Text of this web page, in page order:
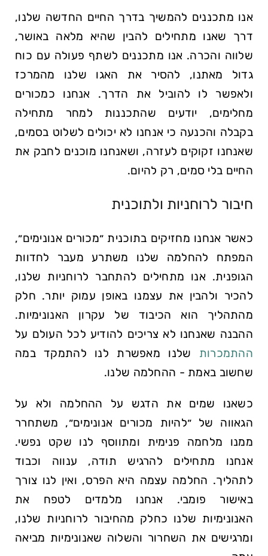
אנו מתכננים להמשיך בדרך החיים החדשה שלנו,
דרך שאנו מתחילים להבין שהיא מלאה באושר,
שלווה והכרה. אנו מתכננים לשתף פעולה עם כוח
גדול מאתנו, להסיר את האגו שלנו מהמרכז
ולאפשר לו להוביל את הדרך. אנחנו כמכורים
מחלימים, יודעים שהתכננות למחר מתחילה
בקבלה והכנעה כי אנחנו לא יכולים לשלוט בסמים,
שאנחנו זקוקים לעזרה, ושאנחנו מוכנים לחבק את
החיים בלי סמים, רק להיום.
חיבור לרוחניות ולתוכנית
כאשר אנחנו מחזיקים בתוכנית ״מכורים אנונימים״,
המפתח להחלמה שלנו משתרע מעבר לחדוות
הגופנית. אנו מתחילים להתחבר לרוחניות שלנו,
להכיר ולהבין את עצמנו באופן עמוק יותר. חלק
מהתהליך הוא הכיבוד של עקרון האנונימיות.
ההבנה שאנחנו לא צריכים להודיע לכל העולם על
ההתמכרות שלנו מאפשרת לנו להתמקד במה
שחשוב באמת - ההחלמה שלנו.
כשאנו שמים את הדגש על ההחלמה ולא על
הגאווה של ״להיות מכורים אנונימים״, משתחרר
ממנו מלחמה פנימית ומתווסף לנו שקט נפשי.
אנחנו מתחילים להרגיש תודה, ענווה וכבוד
לתהליך. החלמה עצמה היא הפרס, ואין לנו צורך
באישור פומבי. אנחנו מלמדים לטפח את
האנונימיות שלנו כחלק מהחיבור לרוחניות שלנו,
ומרגישים את השחרור והשלוה שאנונימיות מביאה